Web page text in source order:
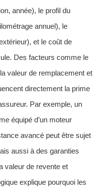
année), le profil du
annuel), le
et le coût de
Des facteurs comme le
valeur de remplacement et
directement la prime
Par exemple, un
équipé d’un moteur
avancé peut être sujet
aussi à des garanties
valeur de revente et
explique pourquoi les